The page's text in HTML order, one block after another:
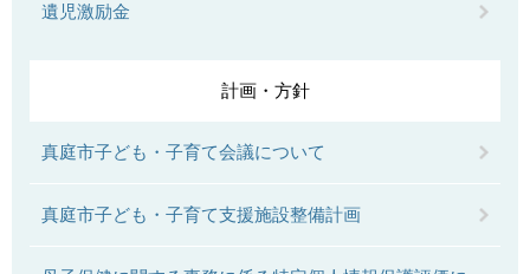
遺児激励金
計画・方針
真庭市子ども・子育て会議について
真庭市子ども・子育て支援施設整備計画